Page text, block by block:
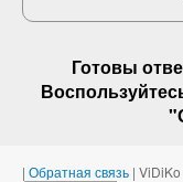
Готовы
"
| Обратная связь |